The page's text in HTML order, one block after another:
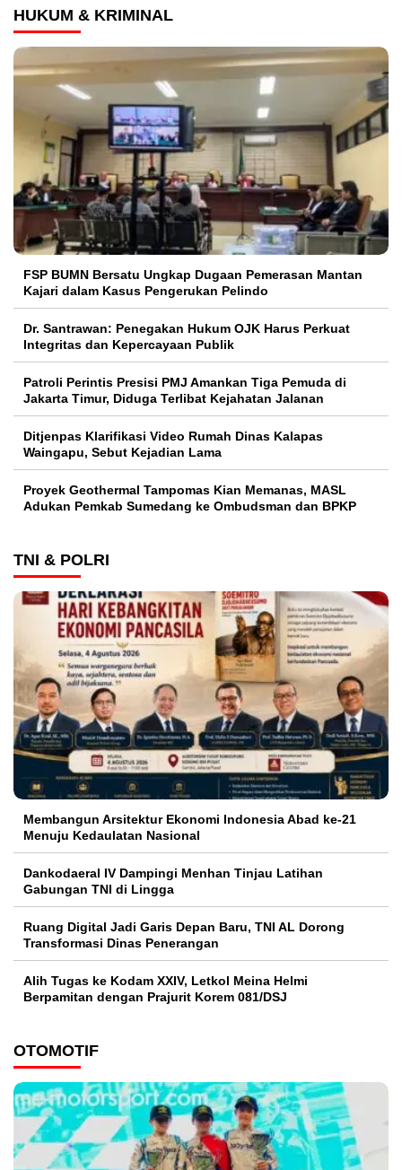
HUKUM & KRIMINAL
FSP BUMN Bersatu Ungkap Dugaan Pemerasan Mantan
Kajari dalam Kasus Pengerukan Pelindo
Dr. Santrawan: Penegakan Hukum OJK Harus Perkuat
Integritas dan Kepercayaan Publik
Patroli Perintis Presisi PMJ Amankan Tiga Pemuda di
Jakarta Timur, Diduga Terlibat Kejahatan Jalanan
Ditjenpas Klarifikasi Video Rumah Dinas Kalapas
Waingapu, Sebut Kejadian Lama
Proyek Geothermal Tampomas Kian Memanas, MASL
Adukan Pemkab Sumedang ke Ombudsman dan BPKP
TNI & POLRI
Membangun Arsitektur Ekonomi Indonesia Abad ke-21
Menuju Kedaulatan Nasional
Dankodaeral IV Dampingi Menhan Tinjau Latihan
Gabungan TNI di Lingga
Ruang Digital Jadi Garis Depan Baru, TNI AL Dorong
Transformasi Dinas Penerangan
Alih Tugas ke Kodam XXIV, Letkol Meina Helmi
Berpamitan dengan Prajurit Korem 081/DSJ
OTOMOTIF